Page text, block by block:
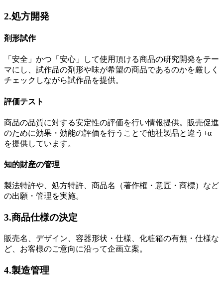
2.処方開発
剤形試作
「安全」かつ「安心」して使用頂ける商品の研究開発をテー
マにし、試作品の剤形や味が希望の商品であるのかを厳しく
チェックしながら試作品を提供。
評価テスト
商品の品質に対する安定性の評価を行い情報提供。販売促進
のために効果・効能の評価を行うことで他社製品と違う+α
を提供しています。
知的財産の管理
製法特許や、処方特許、商品名（著作権・意匠・商標）など
の出願・管理を実施。
3.商品仕様の決定
販売名、デザイン、容器形状・仕様、化粧箱の有無・仕様な
ど、お客様のご意向に沿って企画立案。
4.製造管理